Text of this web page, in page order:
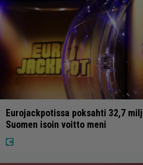
Eurojackpotissa poksahti 32,7
Suomen isoin voitto meni